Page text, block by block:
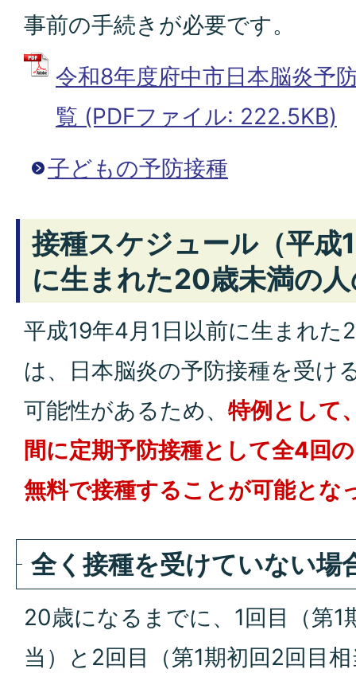
事前の手続きが必要です。
令和8年度府中市日本脳炎予
覧 (PDFファイル: 222.5KB)
子どもの予防接種
接種スケジュール（平成
に生まれた20歳未満の
平成19年4月1日以前に生まれた
は、日本脳炎の予防接種を受け
可能性があるため、 特例として
間に定期予防接種として全4回
無料で接種することが可能とな
全く接種を受けていない場
20歳になるまでに、1回目（第1
当）と2回目（第1期初回2回目